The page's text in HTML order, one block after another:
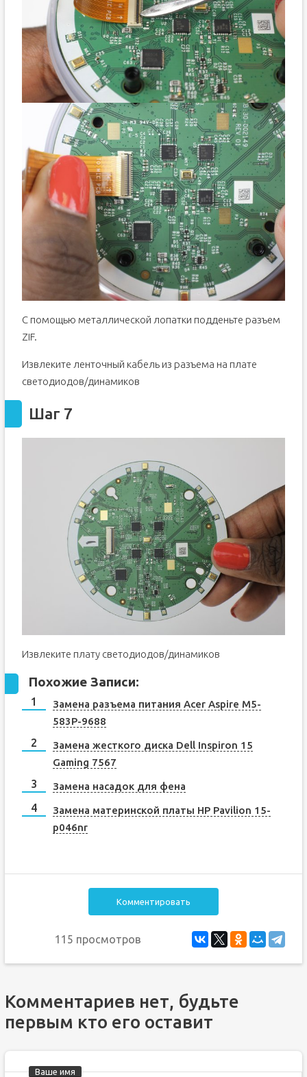
С помощью металлической лопатки подденьте разъем
ZIF.
Извлеките ленточный кабель из разъема на плате
светодиодов/динамиков
Шаг 7
Извлеките плату светодиодов/динамиков
Похожие Записи:
Замена разъема питания Acer Aspire M5-
583P-9688
Замена жесткого диска Dell Inspiron 15
Gaming 7567
Замена насадок для фена
Замена материнской платы HP Pavilion 15-
p046nr
Комментировать
115 просмотров
Комментариев нет, будьте
первым кто его оставит
Ваше имя